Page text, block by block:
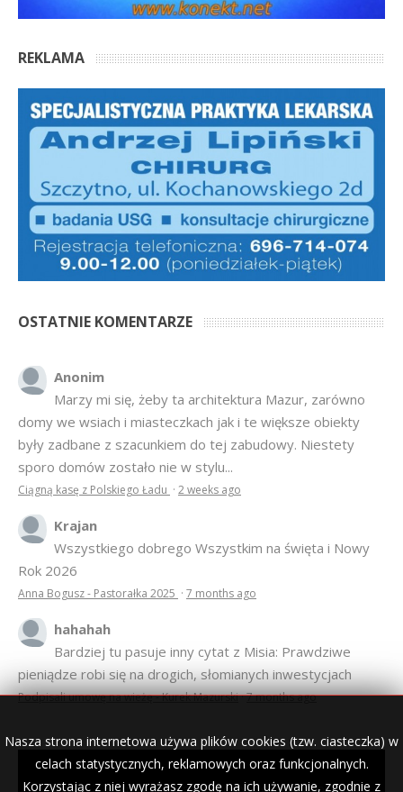
REKLAMA
OSTATNIE KOMENTARZE
Marzy mi się, żeby ta architektura Mazur, zarówno
domy we wsiach i miasteczkach jak i te większe obiekty
były zadbane z szacunkiem do tej zabudowy. Niestety
sporo domów zostało nie w stylu...
Ciągną kasę z Polskiego Ładu
Krajan
Wszystkiego dobrego Wszystkim na święta i Nowy
hahahah
Bardziej tu pasuje inny cytat z Misia: Prawdziwe
Nasza strona internetowa używa plików cookies (tzw. ciasteczka) w
celach statystycznych, reklamowych oraz funkcjonalnych.
Korzystając z niej wyrażasz zgodę na ich używanie, zgodnie z